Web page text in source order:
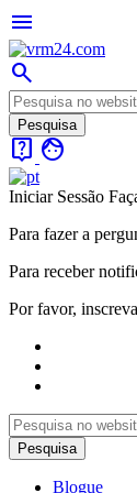
menu
search
live_help face
Iniciar Sessão
Para fazer a
Para receber
Por favor,
Blogue